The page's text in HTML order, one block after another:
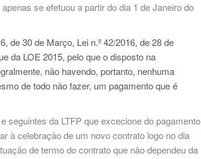
se efetuou a partir do dia 1 de Janeiro do
de 30 de Março, Lei n.º 42/2016, de 28 de
da LOE 2015, pelo que o disposto na
não havendo, portanto, nenhuma
de todo não fazer, um pagamento que é
seguintes da LTFP que excecione do pagamento
à celebração de um novo contrato logo no dia
de termo do contrato que não dependeu da